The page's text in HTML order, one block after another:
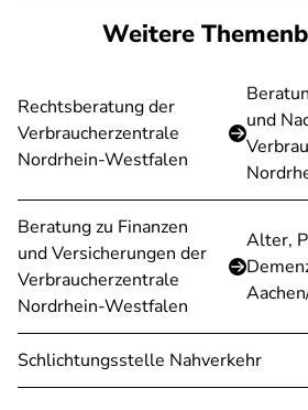
Weitere
Rechtsberatung der
Verbraucherzentrale
Nordrhein-Westfalen
und
Beratung zu Finanzen
und Versicherungen der
Verbraucherzentrale
Nordrhein-Westfalen
Alter,
Schlichtungsstelle Nahverkehr